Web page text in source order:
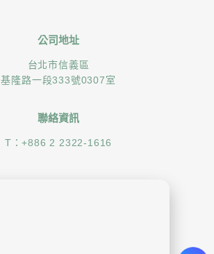
公司地址
台北市信義區
基隆路一段333號0307室
聯絡資訊
T：+886 2 2322-1616